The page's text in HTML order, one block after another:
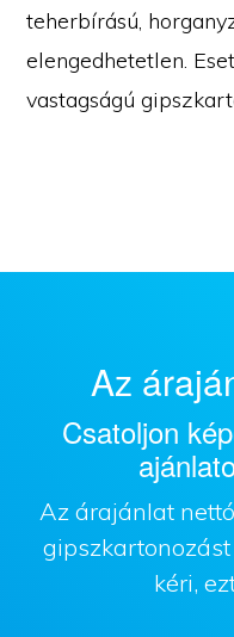
teherbírású,
elengedhetetlen.
vastagságú
Az
Csatoljon
Az árajánlat
kéri,